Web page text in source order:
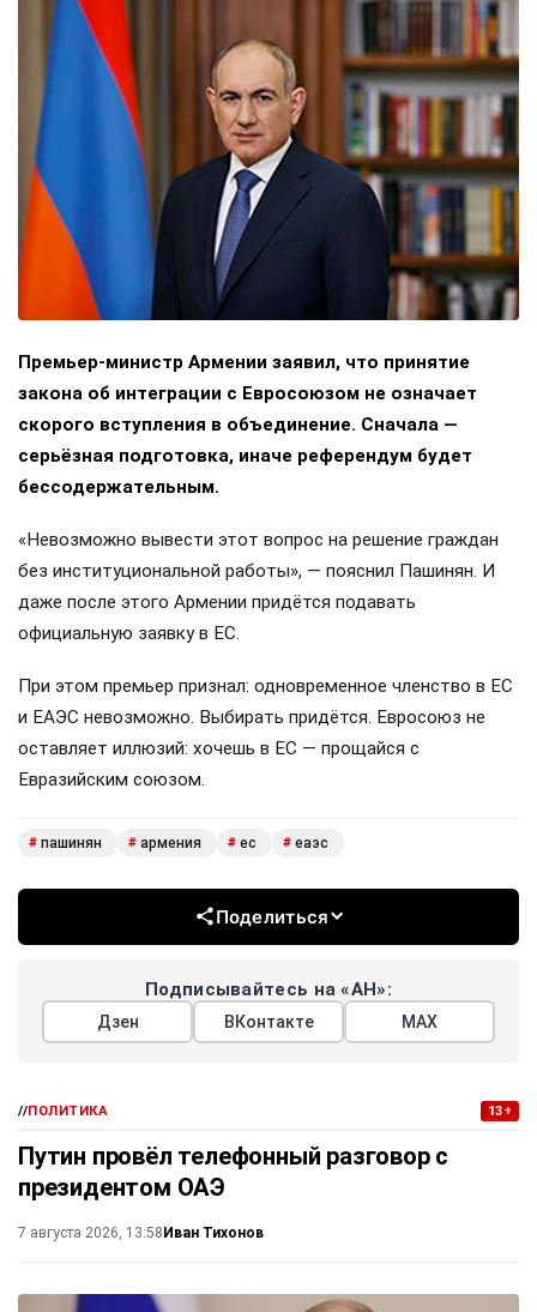
Премьер-министр Армении заявил, что принятие
закона об интеграции с Евросоюзом не означает
скорого вступления в объединение. Сначала —
серьёзная подготовка, иначе референдум будет
бессодержательным.
«Невозможно вывести этот вопрос на решение граждан
без институциональной работы», — пояснил Пашинян. И
даже после этого Армении придётся подавать
официальную заявку в ЕС.
При этом премьер признал: одновременное членство в ЕС
и ЕАЭС невозможно. Выбирать придётся. Евросоюз не
оставляет иллюзий: хочешь в ЕС — прощайся с
Евразийским союзом.
# пашинян # армения # ес # еаэс
Поделиться
Подписывайтесь на «АН»:
Дзен ВКонтакте МАХ
//ПОЛИТИКА 13+
Путин провёл телефонный разговор с
президентом ОАЭ
7 августа 2026, 13:58Иван Тихонов